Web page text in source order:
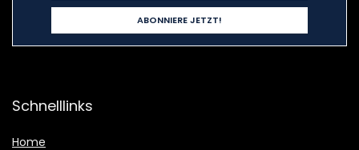
Schnelllinks
Home